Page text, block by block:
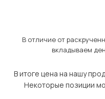
В отличие от
вкладываем
В итоге цена на нашу
Некоторые позиции